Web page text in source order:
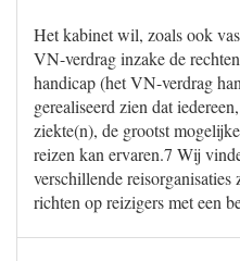
Het kabinet wil, zoals ook
VN-verdrag inzake de
handicap (het VN-verdrag
gerealiseerd zien dat
ziekte(n), de grootst
reizen kan ervaren.7 Wij
verschillende
richten op reizigers met een